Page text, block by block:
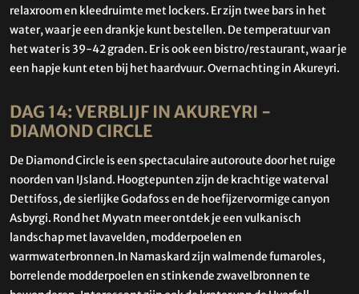
relaxroom en kleedruimte met lockers. Er zijn twee bars in het
water, waar je een drankje kunt bestellen. De temperatuur van
het water is 39-42 graden. Er is ook een bistro/restaurant, waar je
een hapje kunt eten bij het haardvuur. Overnachting in Akureyri.
DAG 14: VERBLIJF IN AKUREYRI -
DIAMOND CIRCLE
De Diamond Circle is een spectaculaire autoroute door het ruige
noorden van IJsland. Hoogtepunten zijn de krachtige waterval
Dettifoss, de sierlijke Godafoss en de hoefijzervormige canyon
Asbyrgi. Rond het Myvatn meer ontdek je een vulkanisch
landschap met lavavelden, modderpoelen en
warmwaterbronnen.In Namaskard zijn walmende fumaroles,
borrelende modderpoelen en stinkende zwavelbronnen te